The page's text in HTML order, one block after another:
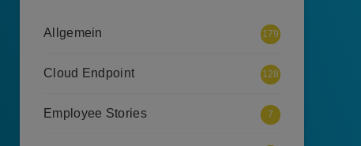
Allgemein 179
Cloud Endpoint 128
Employee Stories 7